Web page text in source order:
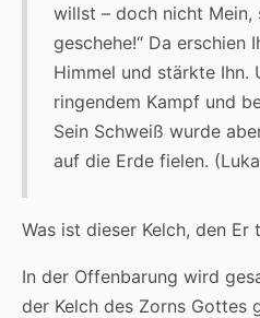
willst – doch nicht Mein,
geschehe!“ Da erschien
Himmel und stärkte Ihn.
ringendem Kampf und
Sein Schweiß wurde
auf die Erde fielen.
Was ist dieser Kelch, den Er
In der Offenbarung wird
der Kelch des Zorns Gottes